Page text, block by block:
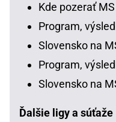
Kde pozerať
Program,
Slovensko na
Program,
Slovensko na
Ďalšie ligy a súťaže